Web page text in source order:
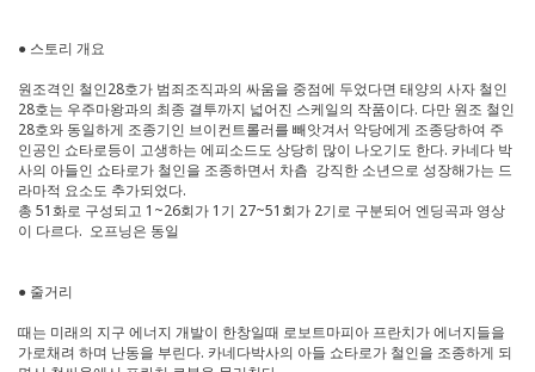
● 스토리 개요
원조격인 철인28호가 범죄조직과의 싸움을 중점에 두었다면 태양의 사자 철인
28호는 우주마왕과의 최종 결투까지 넓어진 스케일의 작품이다. 다만 원조 철인
28호와 동일하게 조종기인 브이컨트롤러를 빼앗겨서 악당에게 조종당하여 주
인공인 쇼타로등이 고생하는 에피소드도 상당히 많이 나오기도 한다. 카네다 박
사의 아들인 쇼타로가 철인을 조종하면서 차츰 강직한 소년으로 성장해가는 드
라마적 요소도 추가되었다.
총 51화로 구성되고 1~26회가 1기 27~51회가 2기로 구분되어 엔딩곡과 영상
이 다르다. 오프닝은 동일
● 줄거리
때는 미래의 지구 에너지 개발이 한창일때 로보트마피아 프란치가 에너지들을
가로채려 하며 난동을 부린다. 카네다박사의 아들 쇼타로가 철인을 조종하게 되